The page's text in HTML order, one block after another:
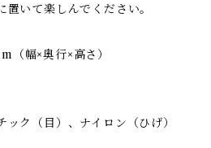
いて楽しんでください。
幅×奥行×高さ）
ク（目）、ナイロン（ひげ）